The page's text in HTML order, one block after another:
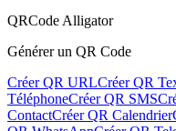
QRCode Alligator
Générer un QR Code
Créer QR URLCréer QR
TéléphoneCréer QR SMS
ContactCréer QR Calendrier